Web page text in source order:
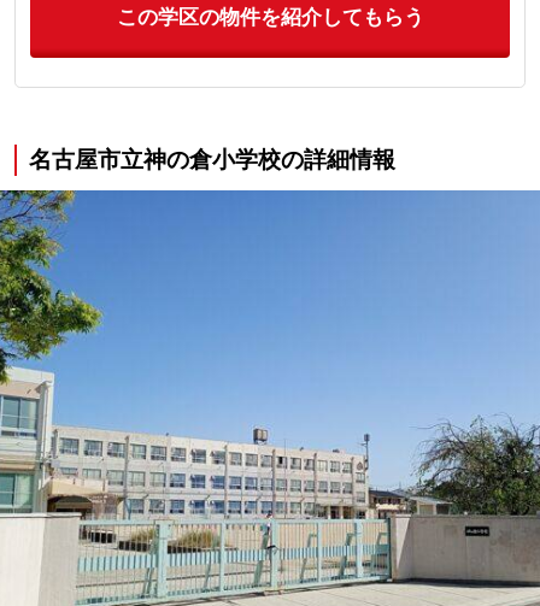
この学区の物件を紹介してもらう
名古屋市立神の倉小学校の詳細情報